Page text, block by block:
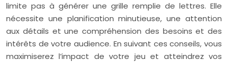
limite pas à générer une grille remplie de lettres. Elle
nécessite une planification minutieuse, une attention
aux détails et une compréhension des besoins et des
intérêts de votre audience. En suivant ces conseils, vous
maximiserez l’impact de votre jeu et atteindrez vos